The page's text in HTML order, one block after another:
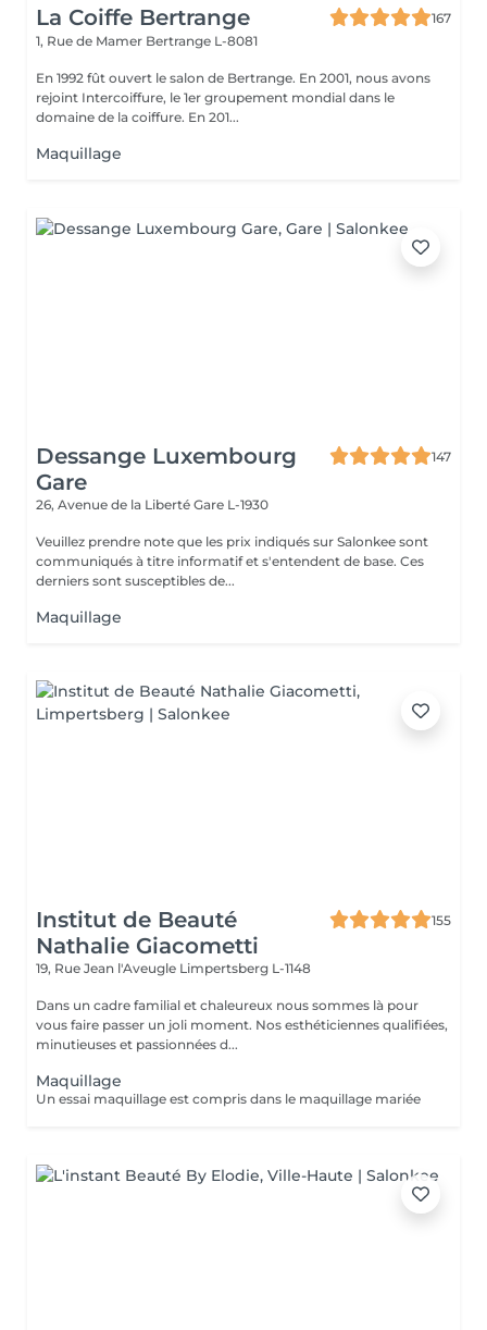
La Coiffe Bertrange
167
1, Rue de Mamer Bertrange L-8081
En 1992 fût ouvert le salon de Bertrange. En 2001, nous avons
rejoint Intercoiffure, le 1er groupement mondial dans le
domaine de la coiffure. En 201...
Maquillage
Dessange Luxembourg
Gare
147
26, Avenue de la Liberté Gare L-1930
Veuillez prendre note que les prix indiqués sur Salonkee sont
communiqués à titre informatif et s'entendent de base. Ces
derniers sont susceptibles de...
Maquillage
Institut de Beauté
Nathalie Giacometti
155
19, Rue Jean l'Aveugle Limpertsberg L-1148
Dans un cadre familial et chaleureux nous sommes là pour
vous faire passer un joli moment. Nos esthéticiennes qualifiées,
minutieuses et passionnées d...
Maquillage
Un essai maquillage est compris dans le maquillage mariée